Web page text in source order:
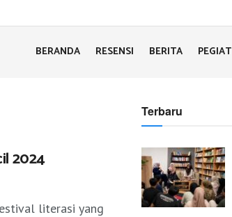
BERANDA RESENSI BERITA PEGIAT
2024
literasi yang
Terbaru